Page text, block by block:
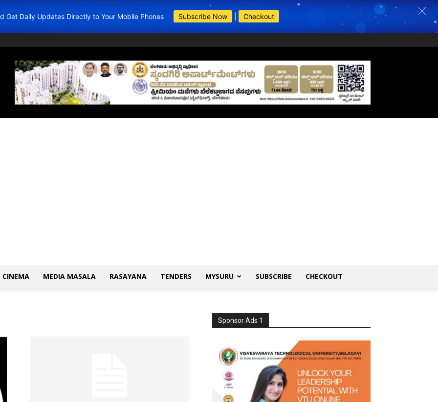
Get Daily Updates Directly to Your Mobile Phones Subscribe Now Checkout
BDA Apartments
CINEMA MEDIA MASALA RASAYANA TENDERS MYSURU SUBSCRIBE CHECKOUT
Sponsor Ads 1